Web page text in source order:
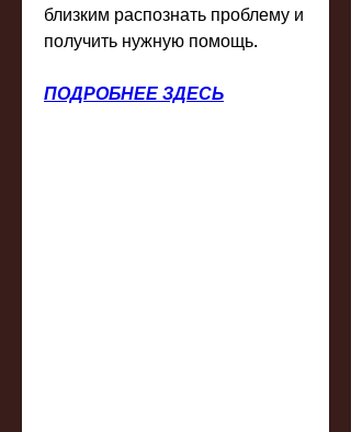
близким распознать проблему и
получить нужную помощь.
ПОДРОБНЕЕ ЗДЕСЬ